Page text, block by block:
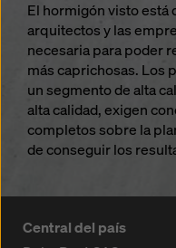
El hormigón visto está
arquitectos y las
necesaria para poder
más caprichosas. Los
un segmento de alta
alta calidad, exigen
completos sobre la
de conseguir los
Central del país